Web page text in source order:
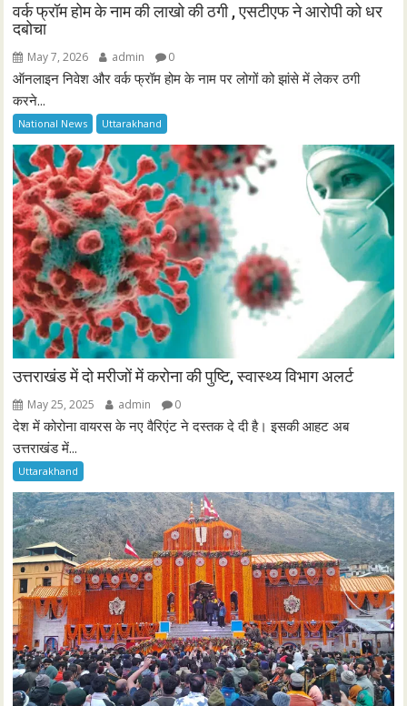
वर्क फ्रॉम होम के नाम की लाखो की ठगी , एसटीएफ ने आरोपी को धर
दबोचा
May 7, 2026 admin 0
ऑनलाइन निवेश और वर्क फ्रॉम होम के नाम पर लोगों को झांसे में लेकर ठगी
करने...
National News Uttarakhand
उत्तराखंड में दो मरीजों में करोना की पुष्टि, स्वास्थ्य विभाग अलर्ट
May 25, 2025 admin 0
देश में कोरोना वायरस के नए वैरिएंट ने दस्तक दे दी है। इसकी आहट अब
उत्तराखंड में...
Uttarakhand